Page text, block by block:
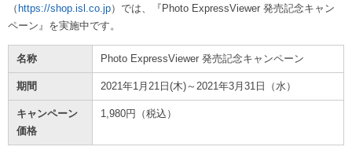
（ https://shop.isl.co.jp）では、『Photo ExpressViewer 発売記念キャン
ペーン』を実施中です。
名称 Photo ExpressViewer 発売記念キャンペーン
期間 2021年1月21日(木)～2021年3月31日（水）
キャンペーン
価格
1,980円（税込）